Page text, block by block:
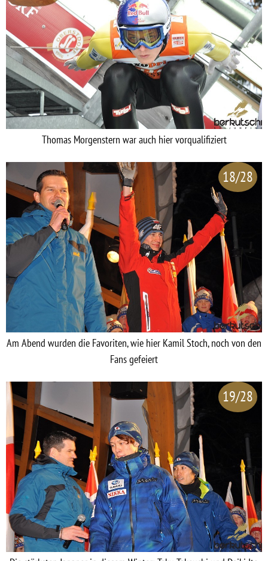
Thomas Morgenstern war auch hier vorqualifiziert
18/28
Am Abend wurden die Favoriten, wie hier Kamil Stoch, noch von den
Fans gefeiert
19/28